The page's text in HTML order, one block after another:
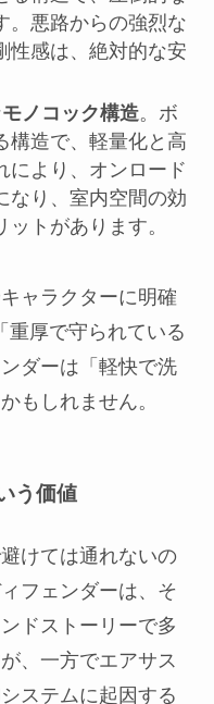
。悪路からの強烈な
性感は、絶対的な安
モノコック構造。ボ
構造で、軽量化と高
により、オンロード
なり、室内空間の効
トがあります。
ャラクターに明確
重厚で守られている
ダーは「軽快で洗
もしれません。
う価値
けては通れないの
フェンダーは、そ
ドストーリーで多
、一方でエアサス
ステムに起因する